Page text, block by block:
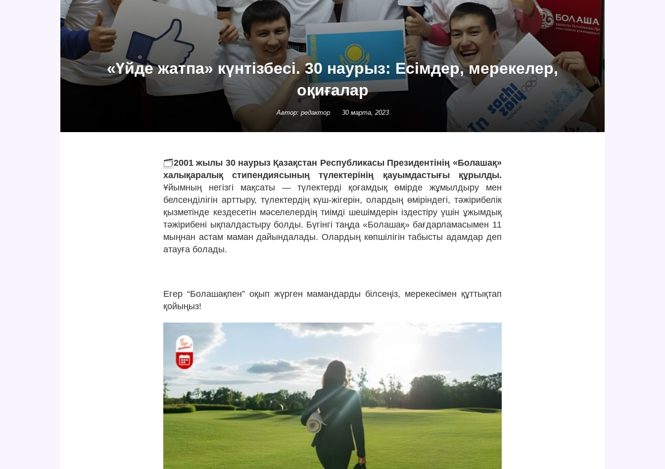
«Үйде жатпа» күнтізбесі. 30 наурыз: Есімдер, мерекелер,
оқиғалар
Автор: редактор 30 марта, 2023
🗂2001 жылы 30 наурыз Қазақстан Республикасы Президентінің «Болашақ»
халықаралық стипендиясының түлектерінің қауымдастығы құрылды.
Ұйымның негізгі мақсаты — түлектерді қоғамдық өмірде жұмылдыру мен
белсенділігін арттыру, түлектердің күш-жігерін, олардың өміріндегі, тәжірибелік
қызметінде кездесетін мәселелердің тиімді шешімдерін іздестіру үшін ұжымдық
тәжірибені ықпалдастыру болды. Бүгінгі таңда «Болашақ» бағдарламасымен 11
мыңнан астам маман дайындалады. Олардың көпшілігін табысты адамдар деп
атауға болады.
Егер “Болашақпен” оқып жүрген мамандарды білсеңіз, мерекесімен құттықтап
қойыңыз!